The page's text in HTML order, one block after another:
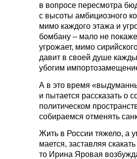
в вопросе пересмотра
с высоты амбициозного
мимо каждого этажа и
бомбану – мало не
угрожает, мимо
давит в своей душе
убогим
А в это время
и пытается рассказать о
политическом
собираемся отменять
Жить в России тяжело, а
мается, заставляя
то Ирина Яровая